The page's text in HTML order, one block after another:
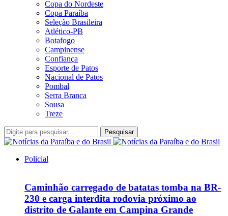
Copa do Nordeste
Copa Paraíba
Seleção Brasileira
Atlético-PB
Botafogo
Campinense
Confiança
Esporte de Patos
Nacional de Patos
Pombal
Serra Branca
Sousa
Treze
Pesquisar
Policial
Caminhão carregado de batatas tomba na BR-
230 e carga interdita rodovia próximo ao
distrito de Galante em Campina Grande